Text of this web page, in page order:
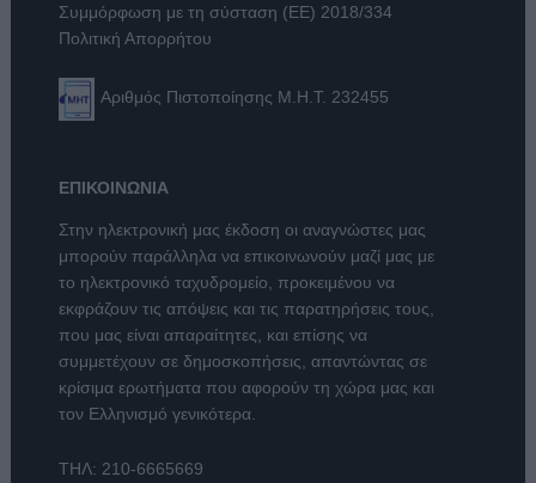
Συμμόρφωση με τη σύσταση (ΕΕ) 2018/334
Πολιτική Απορρήτου
Αριθμός Πιστοποίησης Μ.Η.Τ. 232455
ΕΠΙΚΟΙΝΩΝΙΑ
Στην ηλεκτρονική μας έκδοση οι αναγνώστες μας
μπορούν παράλληλα να επικοινωνούν μαζί μας με
το ηλεκτρονικό ταχυδρομείο, προκειμένου να
εκφράζουν τις απόψεις και τις παρατηρήσεις τους,
που μας είναι απαραίτητες, και επίσης να
συμμετέχουν σε δημοσκοπήσεις, απαντώντας σε
κρίσιμα ερωτήματα που αφορούν τη χώρα μας και
τον Ελληνισμό γενικότερα.
ΤΗΛ: 210-6665669